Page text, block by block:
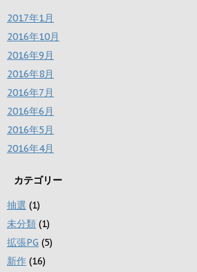
2017年1月
2016年10月
2016年9月
2016年8月
2016年7月
2016年6月
2016年5月
2016年4月
カテゴリー
抽選 (1)
未分類 (1)
拡張PG (5)
新作 (16)